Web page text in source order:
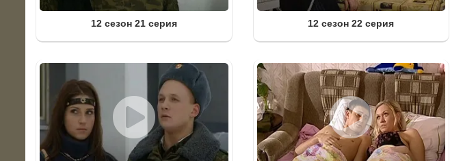
12 сезон 21 серия 12 сезон 22 серия